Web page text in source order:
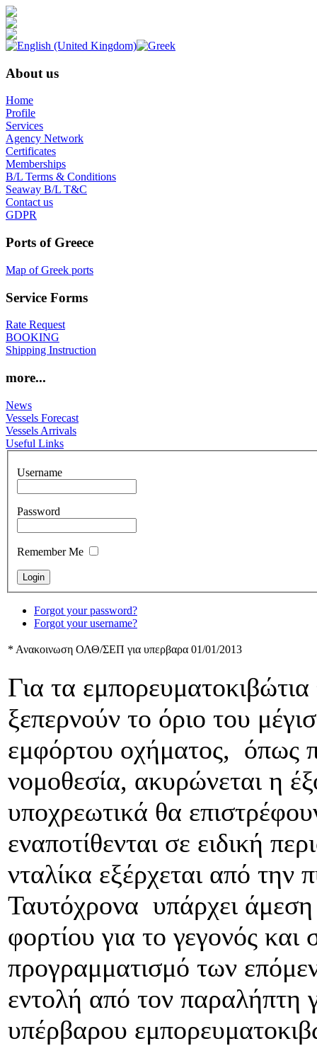
About us
Home
Profile
Services
Agency Network
Certificates
Memberships
B/L Terms & Conditions
Seaway B/L T&C
Contact us
GDPR
Ports of Greece
Map of Greek ports
Service Forms
Rate Request
BOOKING
Shipping Instruction
more...
News
Vessels Forecast
Vessels Arrivals
Useful Links
Username
Password
Remember Me
Forgot your password?
Forgot your username?
* Ανακοινωση ΟΛΘ/ΣΕΠ για υπερβαρα 01/01/2013
Για τα
ξεπερνούν το όριο του
εμφόρτου οχήματος, όπως
νομοθεσία, ακυρώνεται η
υποχρεωτικά θα
εναποτίθενται σε ειδική
νταλίκα εξέρχεται από την
Ταυτόχρονα υπάρχει
φορτίου για το γεγονός και
προγραμματισμό των
εντολή από τον παραλήπτη
υπέρβαρου